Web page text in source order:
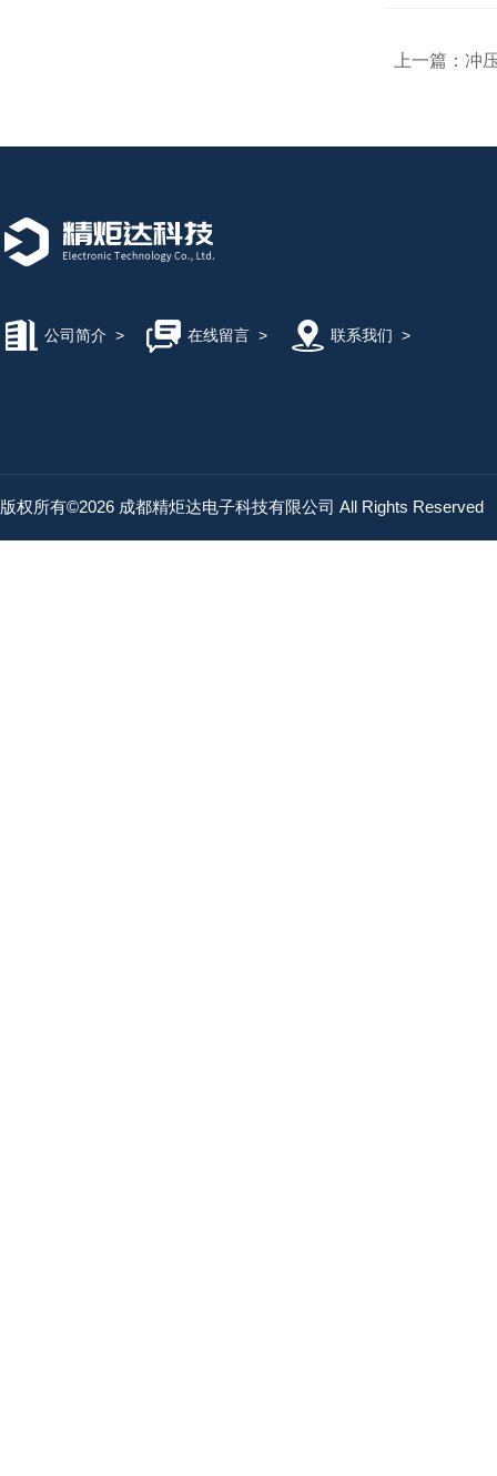
上一篇： 冲
公司简介 > 在线留言> 联系我们 >
版权所有©2026 成都精炬达电子科技有限公司 All Rights Reserved